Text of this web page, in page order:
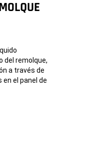
del remolque,
a través de
en el panel de